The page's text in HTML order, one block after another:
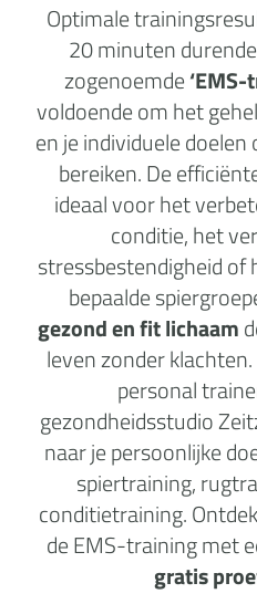
Optimale
20 minuten
zogenoemde
voldoende om het
en je individuele
bereiken. De
ideaal voor het
conditie, het
stressbestendigheid
bepaalde
gezond en fit lichaam
leven zonder
personal
gezondheidsstudio
naar je persoonlijke
spiertraining,
conditietraining.
de EMS-training met
gratis